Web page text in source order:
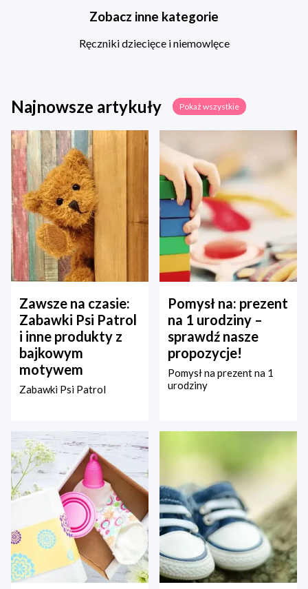
Zobacz inne kategorie
Ręczniki dziecięce i niemowlęce
Najnowsze artykuły Pokaż wszystkie
Zawsze na czasie:
Zabawki Psi Patrol
i inne produkty z
bajkowym
motywem
Zabawki Psi Patrol
Pomysł na: prezent
na 1 urodziny –
sprawdź nasze
propozycje!
Pomysł na prezent na 1
urodziny